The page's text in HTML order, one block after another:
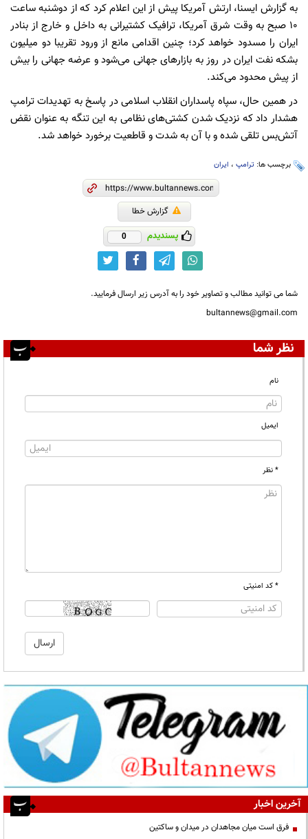
به گزارش ایسنا، ارتش آمریکا پیش از این اعلام کرد که از دوشنبه ساعت
۱۰ صبح به وقت شرق آمریکا، ترافیک کشتیرانی به داخل و خارج از بنادر
ایران را مسدود خواهد کرد؛ چنین اقدامی مانع از ورود تقریبا دو میلیون
بشکه نفت ایران در روز به بازارهای جهانی می‌شود و عرضه جهانی را بیش
از پیش محدود می‌کند.
در همین حال، سپاه پاسداران انقلاب اسلامی در پاسخ به تهدیدات ترامپ
هشدار داد که نزدیک شدن کشتی‌های نظامی به این تنگه به ‌عنوان نقض
آتش‌بس تلقی شده و با آن به شدت و قاطعیت برخورد خواهد شد.
برچسب ها: ترامپ ، ایران
گزارش خطا
پسندیدم 0
شما می توانید مطالب و تصاویر خود را به آدرس زیر ارسال فرمایید.
bultannews@gmail.com
نظر شما
نام
ایمیل
* نظر
* کد امنیتی
آخرین اخبار
فرق است میان مجاهدان در میدان و ساکتین